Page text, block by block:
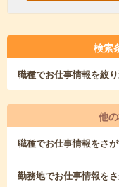
検索
職種でお仕事情報を絞
他
職種でお仕事情報をさ
勤務地でお仕事情報を